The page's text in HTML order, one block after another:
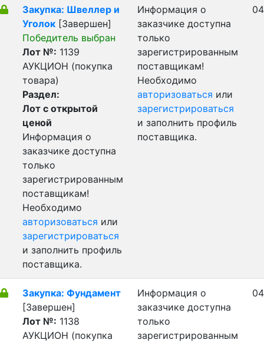
Закупка: Швеллер и
Уголок [Завершен]
Победитель выбран
Лот №: 1139
АУКЦИОН (покупка
товара)
Раздел:
Лот с открытой
ценой
Информация о
заказчике доступна
только
зарегистрированным
поставщикам!
Необходимо
авторизоваться или
зарегистрироваться
и заполнить профиль
поставщика.
Информация о
заказчике доступна
только
зарегистрированным
поставщикам!
Необходимо
авторизоваться или
зарегистрироваться
и заполнить профиль
поставщика.
Закупка: Фундамент
[Завершен]
Лот №: 1138
АУКЦИОН (покупка
Информация о
заказчике доступна
только
зарегистрированным